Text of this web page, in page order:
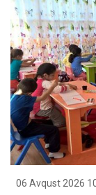
06 Avqust 2026